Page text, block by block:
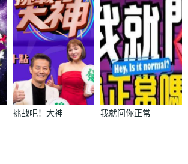
挑战吧！大神
我就问你正常